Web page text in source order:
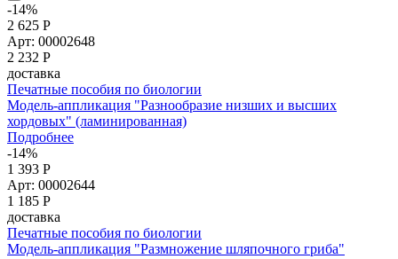
-14%
2 625 Р
Арт: 00002648
2 232 Р
доставка
Печатные пособия по биологии
Модель-аппликация "Разнообразие низших и высших
хордовых" (ламинированная)
Подробнее
-14%
1 393 Р
Арт: 00002644
1 185 Р
доставка
Печатные пособия по биологии
Модель-аппликация "Размножение шляпочного гриба"